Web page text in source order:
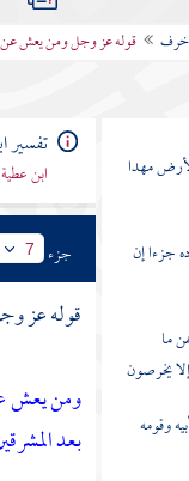
قوله عز وجل ومن يعش عن
مهدا
جزءا إن
ما
يخرصون
وقومه
تفسير
ابن
جزء 7
قوله عز
ومن يعش
بعد